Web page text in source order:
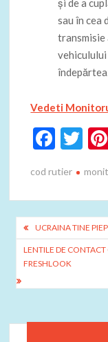
şi de a
sau în cea
transmisie
Vedeti
F
e
b
o
o
k
T
itt
er
cod rutier
Navigare
în
articole
UCRAINA TINE
LENTILE DE CONTACT
FRESHLOOK